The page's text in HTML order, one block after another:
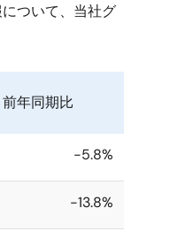
ついて、当社グ
前年同期比
-5.8%
-13.8%